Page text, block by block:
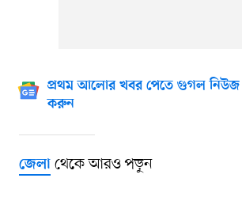
প্রথম আলোর খবর পেতে গুগল নিউজ
করুন
জেলাথেকে আরও পড়ুন